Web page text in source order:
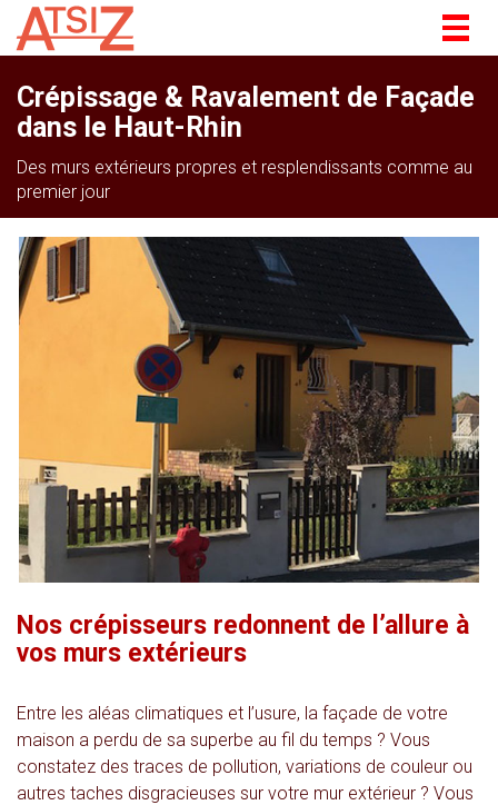
Crépissage & Ravalement de Façade
dans le Haut-Rhin
Des murs extérieurs propres et resplendissants comme au
premier jour
Nos crépisseurs redonnent de l’allure à
vos murs extérieurs
Entre les aléas climatiques et l’usure, la façade de votre
maison a perdu de sa superbe au fil du temps ? Vous
constatez des traces de pollution, variations de couleur ou
autres taches disgracieuses sur votre mur extérieur ? Vous